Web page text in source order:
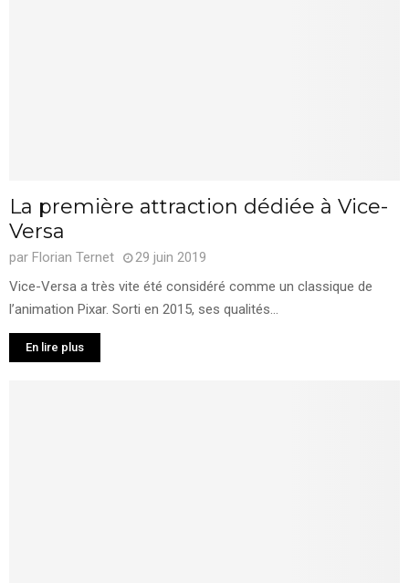
La première attraction dédiée à Vice-
Versa
par Florian Ternet
29 juin 2019
Vice-Versa a très vite été considéré comme un classique de
l’animation Pixar. Sorti en 2015, ses qualités...
En lire plus